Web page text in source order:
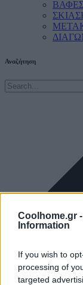
Coolhome.gr -
Information
If you wish to
processing of
targeted
Αναζήτηση